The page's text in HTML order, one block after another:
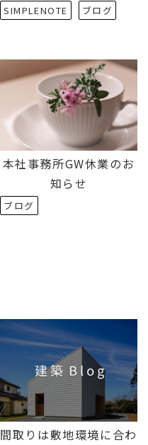
SIMPLENOTE
ブログ
本社事務所GW休業のお
知らせ
ブログ
間取りは敷地環境に合わ